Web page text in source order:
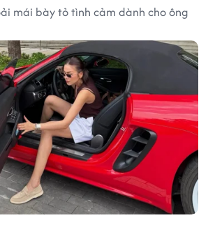
mái bày tỏ tình cảm dành cho ông